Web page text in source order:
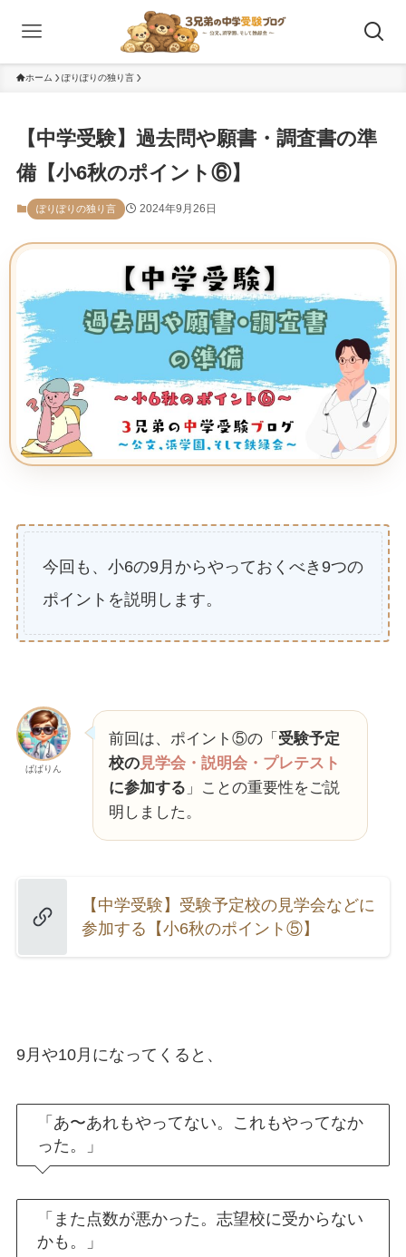
ホーム ぽりぽりの独り言
【中学受験】過去問や願書・調査書の準
備【小6秋のポイント⑥】
ぽりぽりの独り言 2024年9月26日
今回も、小6の9月からやっておくべき9つの
ポイントを説明します。
ぱぱりん
前回は、ポイント⑤の「 受験予定
校の見学会・説明会・プレテスト
に参加する 」ことの重要性をご説
明しました。
【中学受験】受験予定校の見学会などに
参加する【小6秋のポイント⑤】
9月や10月になってくると、
「あ〜あれもやってない。これもやってなか
った。」
「また点数が悪かった。志望校に受からない
かも。」